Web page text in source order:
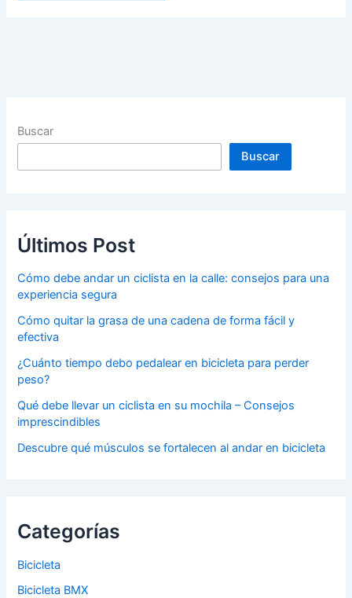
Buscar
Buscar
Últimos Post
Cómo debe andar un ciclista en la calle: consejos para una
experiencia segura
Cómo quitar la grasa de una cadena de forma fácil y
efectiva
¿Cuánto tiempo debo pedalear en bicicleta para perder
peso?
Qué debe llevar un ciclista en su mochila – Consejos
imprescindibles
Descubre qué músculos se fortalecen al andar en bicicleta
Categorías
Bicicleta
Bicicleta BMX